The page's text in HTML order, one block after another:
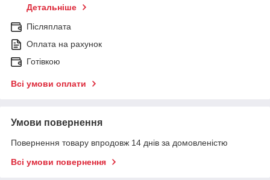
Детальніше
Післяплата
Оплата на рахунок
Готівкою
Всі умови оплати
Умови повернення
Повернення товару впродовж 14 днів за домовленістю
Всі умови повернення